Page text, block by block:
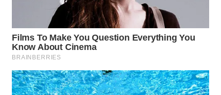
WAHANA
NEWS
WAHANA
TANI